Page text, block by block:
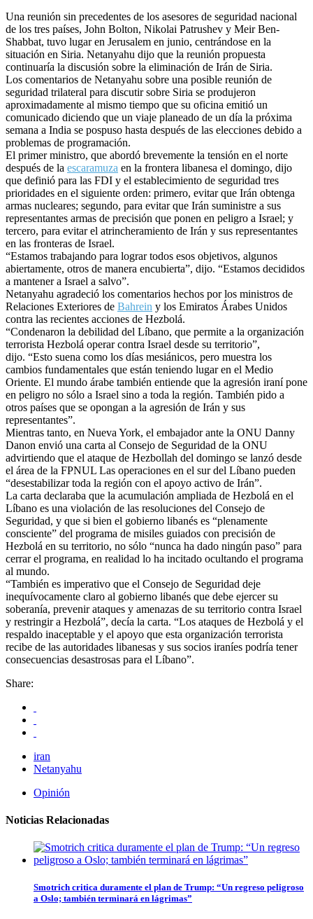
Una reunión sin precedentes de los asesores de seguridad nacional
de los tres países, John Bolton, Nikolai Patrushev y Meir Ben-
Shabbat, tuvo lugar en Jerusalem en junio, centrándose en la
situación en Siria. Netanyahu dijo que la reunión propuesta
continuaría la discusión sobre la eliminación de Irán de Siria.
Los comentarios de Netanyahu sobre una posible reunión de
seguridad trilateral para discutir sobre Siria se produjeron
aproximadamente al mismo tiempo que su oficina emitió un
comunicado diciendo que un viaje planeado de un día la próxima
semana a India se pospuso hasta después de las elecciones debido a
problemas de programación.
El primer ministro, que abordó brevemente la tensión en el norte
después de la escaramuza en la frontera libanesa el domingo, dijo
que definió para las FDI y el establecimiento de seguridad tres
prioridades en el siguiente orden: primero, evitar que Irán obtenga
armas nucleares; segundo, para evitar que Irán suministre a sus
representantes armas de precisión que ponen en peligro a Israel; y
tercero, para evitar el atrincheramiento de Irán y sus representantes
en las fronteras de Israel.
“Estamos trabajando para lograr todos esos objetivos, algunos
abiertamente, otros de manera encubierta”, dijo. “Estamos decididos
a mantener a Israel a salvo”.
Netanyahu agradeció los comentarios hechos por los ministros de
Relaciones Exteriores de Bahrein y los Emiratos Árabes Unidos
contra las recientes acciones de Hezbolá.
“Condenaron la debilidad del Líbano, que permite a la organización
terrorista Hezbolá operar contra Israel desde su territorio”,
dijo. “Esto suena como los días mesiánicos, pero muestra los
cambios fundamentales que están teniendo lugar en el Medio
Oriente. El mundo árabe también entiende que la agresión iraní pone
en peligro no sólo a Israel sino a toda la región. También pido a
otros países que se opongan a la agresión de Irán y sus
representantes”.
Mientras tanto, en Nueva York, el embajador ante la ONU Danny
Danon envió una carta al Consejo de Seguridad de la ONU
advirtiendo que el ataque de Hezbollah del domingo se lanzó desde
el área de la FPNUL Las operaciones en el sur del Líbano pueden
“desestabilizar toda la región con el apoyo activo de Irán”.
La carta declaraba que la acumulación ampliada de Hezbolá en el
Líbano es una violación de las resoluciones del Consejo de
Seguridad, y que si bien el gobierno libanés es “plenamente
consciente” del programa de misiles guiados con precisión de
Hezbolá en su territorio, no sólo “nunca ha dado ningún paso” para
cerrar el programa, en realidad lo ha incitado ocultando el programa
al mundo.
“También es imperativo que el Consejo de Seguridad deje
inequívocamente claro al gobierno libanés que debe ejercer su
soberanía, prevenir ataques y amenazas de su territorio contra Israel
y restringir a Hezbolá”, decía la carta. “Los ataques de Hezbolá y el
respaldo inaceptable y el apoyo que esta organización terrorista
recibe de las autoridades libanesas y sus socios iraníes podría tener
consecuencias desastrosas para el Líbano”.
Share:
iran
Netanyahu
Opinión
Noticias Relacionadas
Smotrich critica duramente el plan de Trump: “Un regreso peligroso
a Oslo; también terminará en lágrimas”